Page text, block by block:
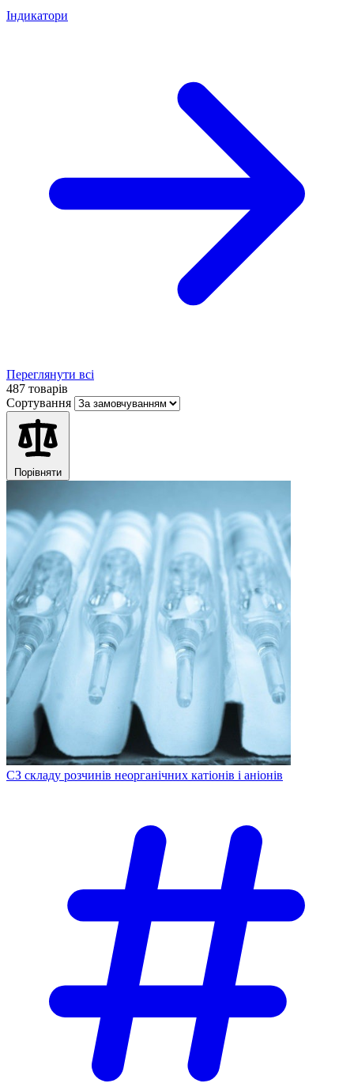
Індикатори
Переглянути всі
487 товарів
Сортування
Порівняти
СЗ складу розчинів неорганічних катіонів і аніонів